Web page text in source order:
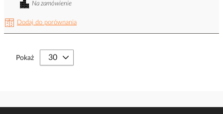
Dodaj do porównania
Na zamówienie
Pokaż